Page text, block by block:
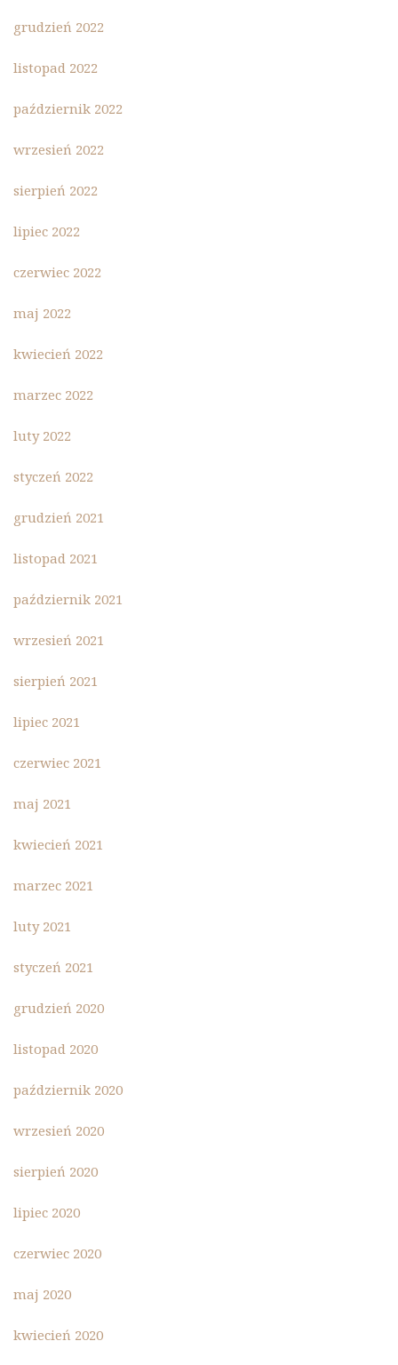
grudzień 2022
listopad 2022
październik 2022
wrzesień 2022
sierpień 2022
lipiec 2022
czerwiec 2022
maj 2022
kwiecień 2022
marzec 2022
luty 2022
styczeń 2022
grudzień 2021
listopad 2021
październik 2021
wrzesień 2021
sierpień 2021
lipiec 2021
czerwiec 2021
maj 2021
kwiecień 2021
marzec 2021
luty 2021
styczeń 2021
grudzień 2020
listopad 2020
październik 2020
wrzesień 2020
sierpień 2020
lipiec 2020
czerwiec 2020
maj 2020
kwiecień 2020